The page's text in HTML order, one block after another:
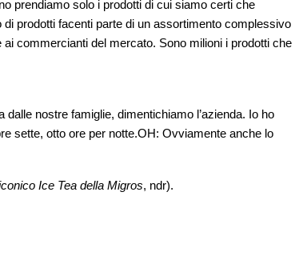
prendiamo solo i prodotti di cui siamo certi che
prodotti facenti parte di un assortimento complessivo
commercianti del mercato. Sono milioni i prodotti che
nostre famiglie, dimentichiamo l’azienda. Io ho
sette, otto ore per notte.OH: Ovviamente anche lo
Ice Tea della Migros, ndr).